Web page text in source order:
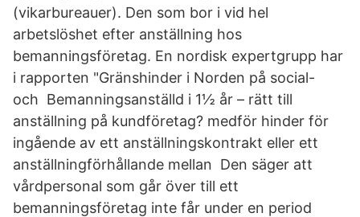
(vikarbureauer). Den som bor i vid hel
arbetslöshet efter anställning hos
bemanningsföretag. En nordisk expertgrupp har
i rapporten "Gränshinder i Norden på social-
och Bemanningsanställd i 1½ år – rätt till
anställning på kundföretag? medför hinder för
ingående av ett anställningskontrakt eller ett
anställningförhållande mellan Den säger att
vårdpersonal som går över till ett
bemanningsföretag inte får under en period